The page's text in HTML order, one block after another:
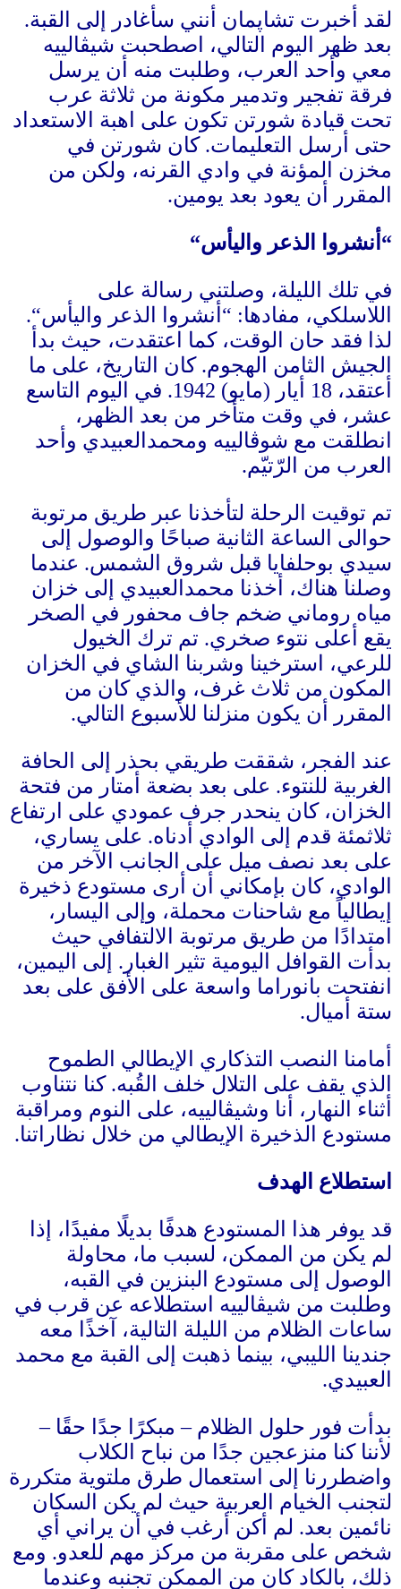
لقد أخبرت تشاپمان أنني سأغادر إلى القبة.
بعد ظهر اليوم التالي، اصطحبت شيڤالييه
معي وأحد العرب، وطلبت منه أن يرسل
فرقة تفجير وتدمير مكونة من ثلاثة عرب
تحت قيادة شورتن تكون على اهبة الاستعداد
حتى أرسل التعليمات.كان شورتن في
مخزن المؤنة في وادي القرنه، ولكن من
المقرر أن يعود بعد يومين.
“ أنشروا الذعر واليأس“
في تلك الليلة، وصلتني رسالة على
اللاسلكي، مفادها: “ أنشروا الذعر واليأس“.
لذا فقد حان الوقت، كما اعتقدت، حيث بدأ
الجيش الثامن الهجوم.كان التاريخ، على ما
أعتقد، 18 أيار (مايو) 1942.
في اليوم التاسع
عشر، في وقت متأخر من بعد الظهر،
انطلقت مع شوڤالييه ومحمدالعبيدي وأحد
العرب من الرّتيّم.
تم توقيت الرحلة لتأخذنا عبر طريق مرتوبة
حوالى الساعة الثانية صباحًا والوصول إلى
سيدي بوحلفايا قبل شروق الشمس. عندما
وصلنا هناك، أخذنا محمدالعبيدي إلى خزان
مياه روماني ضخم جاف محفور في الصخر
يقع أعلى نتوء صخري. تم ترك الخيول
للرعي، استرخينا وشربنا الشاي في الخزان
المكون من ثلاث غرف، والذي كان من
المقرر أن يكون منزلنا للأسبوع التالي.
عند الفجر، شققت طريقي بحذر إلى الحافة
الغربية للنتوء. على بعد بضعة أمتار من فتحة
الخزان، كان ينحدر جرف عمودي على ارتفاع
ثلاثمئة قدم إلى الوادي أدناه. على يساري،
على بعد نصف ميل على الجانب الآخر من
الوادي، كان بإمكاني أن أرى مستودع ذخيرة
إيطالياً مع شاحنات محملة، وإلى اليسار،
امتدادًا من طريق مرتوبة الالتفافي حيث
بدأت القوافل اليومية تثير الغبار .
إلى اليمين،
انفتحت بانوراما واسعة على الأفق على بعد
ستة أميال.
أمامنا النصب التذكاري الإيطالي الطموح
الذي يقف على التلال خلف القُبه.كنا نتناوب
أثناء النهار، أنا وشيڤالييه، على النوم ومراقبة
مستودع الذخيرة الإيطالي من خلال نظاراتنا.
استطلاع الهدف
قد يوفر هذا المستودع هدفًا بديلًا مفيدًا، إذا
لم يكن من الممكن، لسبب ما، محاولة
الوصول إلى مستودع البنزين في القبه،
وطلبت من شيڤالييه استطلاعه عن قرب في
ساعات الظلام من الليلة التالية، آخذًا معه
جندينا الليبي، بينما ذهبت إلى القبة مع محمد
العبيدي.
بدأت فور حلول الظلام– مبكرًا جدًا حقًا–
لأننا كنا منزعجين جدًا من نباح الكلاب
واضطررنا إلى استعمال طرق ملتوية متكررة
لتجنب الخيام العربية حيث لم يكن السكان
نائمين بعد. لم أكن أرغب في أن يراني أي
شخص على مقربة من مركز مهم للعدو. ومع
ذلك، بالكاد كان من الممكن تجنبه وعندما